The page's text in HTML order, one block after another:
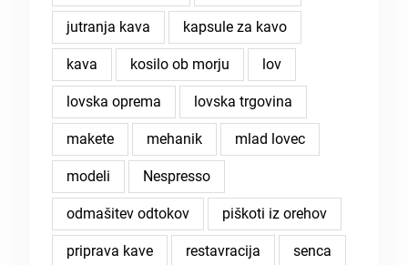
jutranja kava kapsule za kavo
kava kosilo ob morju lov
lovska oprema lovska trgovina
makete mehanik mlad lovec
modeli Nespresso
odmašitev odtokov piškoti iz orehov
priprava kave restavracija senca